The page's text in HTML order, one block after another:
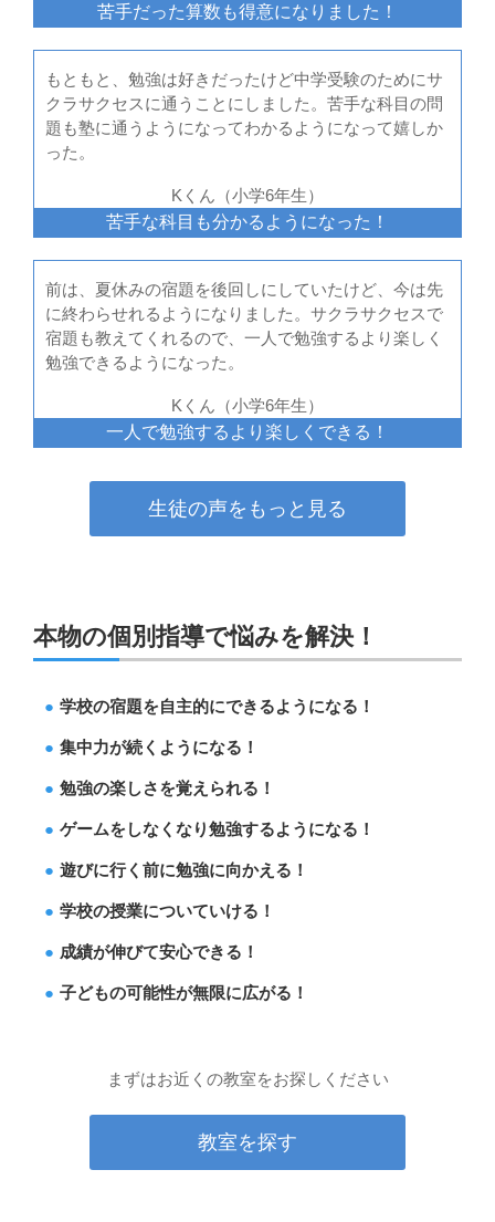
苦手だった算数も得意になりました！
もともと、勉強は好きだったけど中学受験のためにサ
クラサクセスに通うことにしました。苦手な科目の問
題も塾に通うようになってわかるようになって嬉しか
った。
Kくん（小学6年生）
苦手な科目も分かるようになった！
前は、夏休みの宿題を後回しにしていたけど、今は先
に終わらせれるようになりました。サクラサクセスで
宿題も教えてくれるので、一人で勉強するより楽しく
勉強できるようになった。
Kくん（小学6年生）
一人で勉強するより楽しくできる！
生徒の声をもっと見る
本物の個別指導で悩みを解決！
学校の宿題を自主的にできるようになる！
集中力が続くようになる！
勉強の楽しさを覚えられる！
ゲームをしなくなり勉強するようになる！
遊びに行く前に勉強に向かえる！
学校の授業についていける！
成績が伸びて安心できる！
子どもの可能性が無限に広がる！
まずはお近くの教室をお探しください
教室を探す